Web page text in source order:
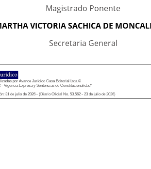
Magistrado Ponente
VICTORIA SACHICA DE
Secretaria General
por Avance Jurídico Casa Editorial Ltda.©
- Vigencia Expresa y Sentencias de Constitucionalidad"
31 de julio de 2026 - (Diario Oficial No. 53.562 - 23 de julio de 2026)